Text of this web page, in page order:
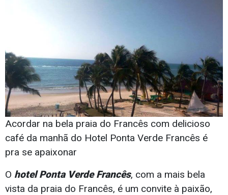
Acordar na bela praia do Francês com delicioso
café da manhã do Hotel Ponta Verde Francês é
pra se apaixonar
O hotel Ponta Verde Francês, com a mais bela
vista da praia do Francês, é um convite à paixão,